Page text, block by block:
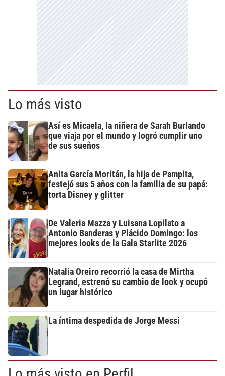
Lo más visto
Así es Micaela, la niñera de Sarah Burlando
que viaja por el mundo y logró cumplir uno
de sus sueños
Anita García Moritán, la hija de Pampita,
festejó sus 5 años con la familia de su papá:
torta Disney y glitter
De Valeria Mazza y Luisana Lopilato a
Antonio Banderas y Plácido Domingo: los
mejores looks de la Gala Starlite 2026
Natalia Oreiro recorrió la casa de Mirtha
Legrand, estrenó su cambio de look y ocupó
un lugar histórico
La íntima despedida de Jorge Messi